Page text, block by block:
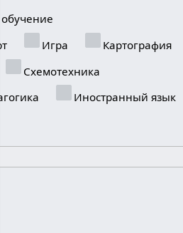
Игра
Картография
Схемотехника
Иностранный язык